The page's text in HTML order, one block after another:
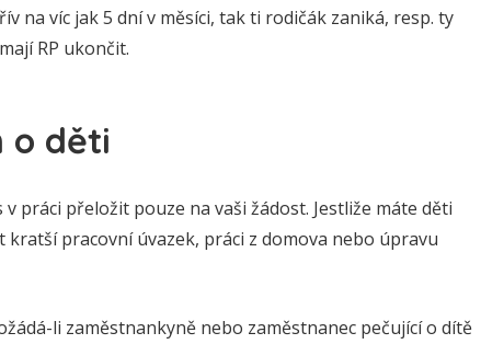
na víc jak 5 dní v měsíci, tak ti rodičák zaniká, resp. ty
RP ukončit.
o děti
práci přeložit pouze na vaši žádost. Jestliže máte děti
pracovní úvazek, práci z domova nebo úpravu
li zaměstnankyně nebo zaměstnanec pečující o dítě